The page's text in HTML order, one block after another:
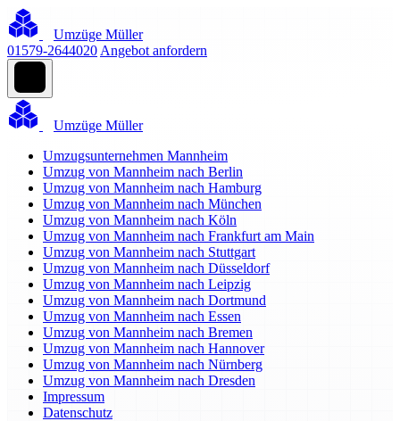
Umzüge Müller
01579-2644020 Angebot anfordern
Umzüge Müller
Umzugsunternehmen Mannheim
Umzug von Mannheim nach Berlin
Umzug von Mannheim nach Hamburg
Umzug von Mannheim nach München
Umzug von Mannheim nach Köln
Umzug von Mannheim nach Frankfurt am Main
Umzug von Mannheim nach Stuttgart
Umzug von Mannheim nach Düsseldorf
Umzug von Mannheim nach Leipzig
Umzug von Mannheim nach Dortmund
Umzug von Mannheim nach Essen
Umzug von Mannheim nach Bremen
Umzug von Mannheim nach Hannover
Umzug von Mannheim nach Nürnberg
Umzug von Mannheim nach Dresden
Impressum
Datenschutz